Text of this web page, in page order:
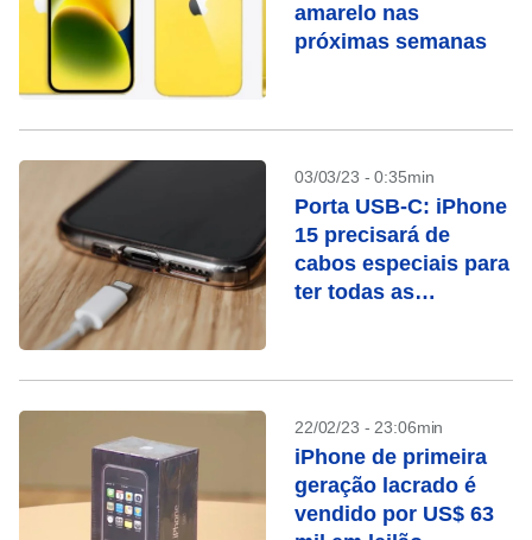
amarelo nas
próximas semanas
03/03/23 - 0:35min
Porta USB-C: iPhone
15 precisará de
cabos especiais para
ter todas as
22/02/23 - 23:06min
iPhone de primeira
geração lacrado é
vendido por US$ 63